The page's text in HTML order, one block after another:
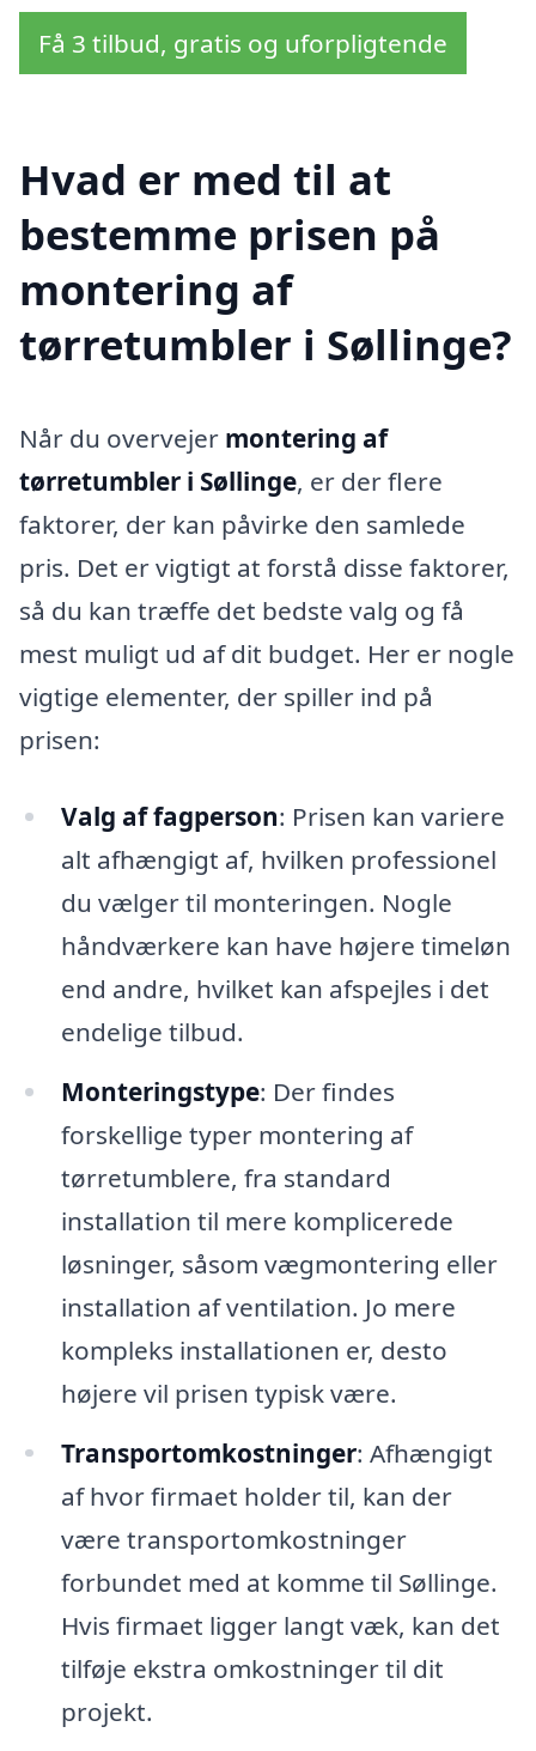
Få 3 tilbud, gratis og uforpligtende
Hvad er med til at
bestemme prisen på
montering af
tørretumbler i Søllinge?
Når du overvejer montering af
tørretumbler i Søllinge, er der flere
faktorer, der kan påvirke den samlede
pris. Det er vigtigt at forstå disse faktorer,
så du kan træffe det bedste valg og få
mest muligt ud af dit budget. Her er nogle
vigtige elementer, der spiller ind på
prisen:
Valg af fagperson: Prisen kan variere
alt afhængigt af, hvilken professionel
du vælger til monteringen. Nogle
håndværkere kan have højere timeløn
end andre, hvilket kan afspejles i det
endelige tilbud.
Monteringstype: Der findes
forskellige typer montering af
tørretumblere, fra standard
installation til mere komplicerede
løsninger, såsom vægmontering eller
installation af ventilation. Jo mere
kompleks installationen er, desto
højere vil prisen typisk være.
Transportomkostninger: Afhængigt
af hvor firmaet holder til, kan der
være transportomkostninger
forbundet med at komme til Søllinge.
Hvis firmaet ligger langt væk, kan det
tilføje ekstra omkostninger til dit
projekt.